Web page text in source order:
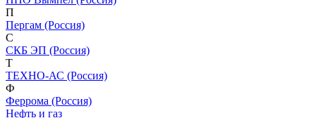
П
Пергам (Россия)
С
СКБ ЭП (Россия)
Т
ТЕХНО-АС (Россия)
Ф
Феррома (Россия)
Нефть и газ